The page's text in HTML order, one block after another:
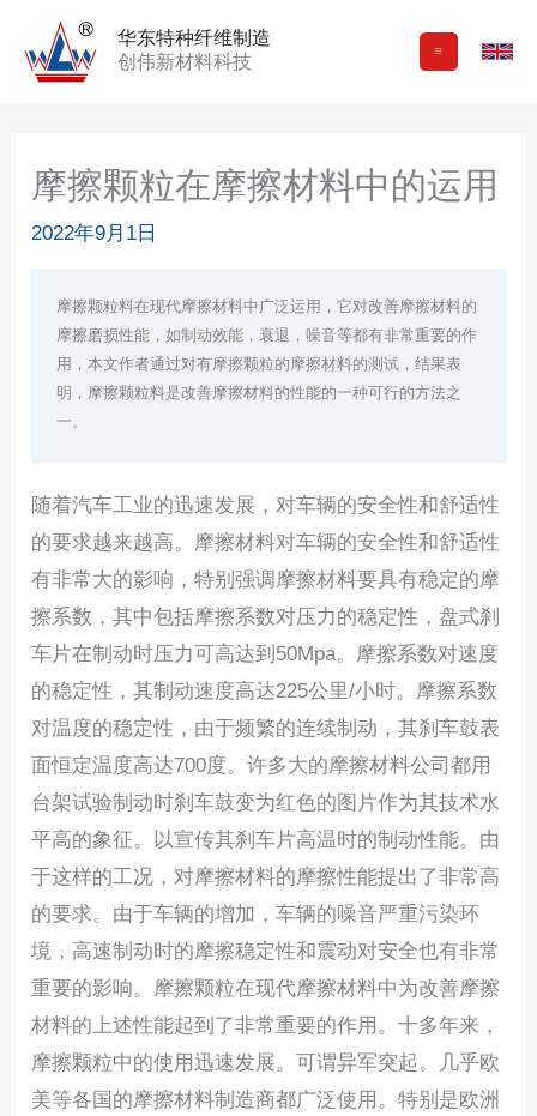
华东特种纤维制造
创伟新材料科技
摩擦颗粒在摩擦材料中的运用
2022年9月1日
摩擦颗粒料在现代摩擦材料中广泛运用，它对改善摩擦材料的
摩擦磨损性能，如制动效能，衰退，噪音等都有非常重要的作
用，本文作者通过对有摩擦颗粒的摩擦材料的测试，结果表
明，摩擦颗粒料是改善摩擦材料的性能的一种可行的方法之
一。
随着汽车工业的迅速发展，对车辆的安全性和舒适性
的要求越来越高。摩擦材料对车辆的安全性和舒适性
有非常大的影响，特别强调摩擦材料要具有稳定的摩
擦系数，其中包括摩擦系数对压力的稳定性，盘式刹
车片在制动时压力可高达到50Mpa。摩擦系数对速度
的稳定性，其制动速度高达225公里/小时。摩擦系数
对温度的稳定性，由于频繁的连续制动，其刹车鼓表
面恒定温度高达700度。许多大的摩擦材料公司都用
台架试验制动时刹车鼓变为红色的图片作为其技术水
平高的象征。以宣传其刹车片高温时的制动性能。由
于这样的工况，对摩擦材料的摩擦性能提出了非常高
的要求。由于车辆的增加，车辆的噪音严重污染环
境，高速制动时的摩擦稳定性和震动对安全也有非常
重要的影响。摩擦颗粒在现代摩擦材料中为改善摩擦
材料的上述性能起到了非常重要的作用。十多年来，
摩擦颗粒中的使用迅速发展。可谓异军突起。几乎欧
美等各国的摩擦材料制造商都广泛使用。特别是欧洲